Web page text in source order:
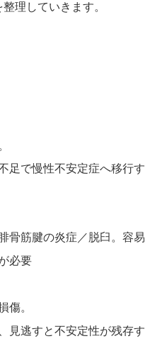
理していきます。
足で慢性不安定症へ移行す
骨筋腱の炎症／脱臼。容易
必要
傷。
見逃すと不安定性が残存す